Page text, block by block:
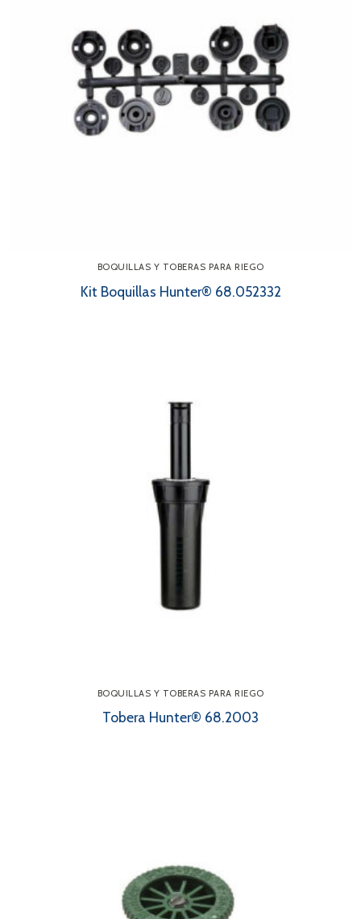
BOQUILLAS Y TOBERAS PARA RIEGO
Kit Boquillas Hunter® 68.052332
BOQUILLAS Y TOBERAS PARA RIEGO
Tobera Hunter® 68.2003